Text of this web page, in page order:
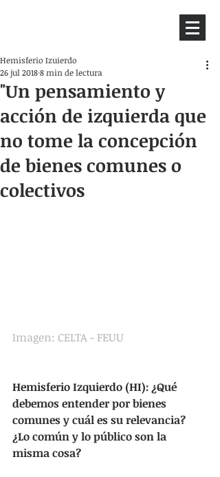
"Un pensamiento y
acción de izquierda que
no tome la concepción
de bienes comunes o
colectivos
Hemisferio Izuierdo
26 jul 20188 min de lectura
Imagen: CELTA - FEUU
Hemisferio Izquierdo (HI): ¿Qué
debemos entender por bienes
comunes y cuál es su relevancia?
¿Lo común y lo público son la
misma cosa?